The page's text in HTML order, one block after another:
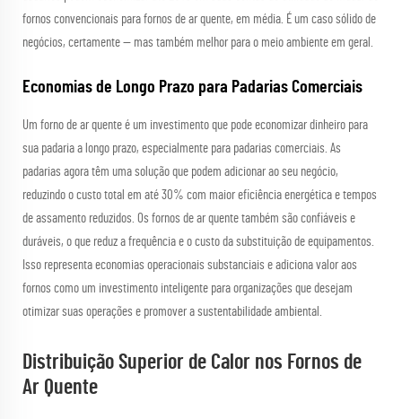
fornos convencionais para fornos de ar quente, em média. É um caso sólido de
negócios, certamente — mas também melhor para o meio ambiente em geral.
Economias de Longo Prazo para Padarias Comerciais
Um forno de ar quente é um investimento que pode economizar dinheiro para
sua padaria a longo prazo, especialmente para padarias comerciais. As
padarias agora têm uma solução que podem adicionar ao seu negócio,
reduzindo o custo total em até 30% com maior eficiência energética e tempos
de assamento reduzidos. Os fornos de ar quente também são confiáveis e
duráveis, o que reduz a frequência e o custo da substituição de equipamentos.
Isso representa economias operacionais substanciais e adiciona valor aos
fornos como um investimento inteligente para organizações que desejam
otimizar suas operações e promover a sustentabilidade ambiental.
Distribuição Superior de Calor nos Fornos de
Ar Quente